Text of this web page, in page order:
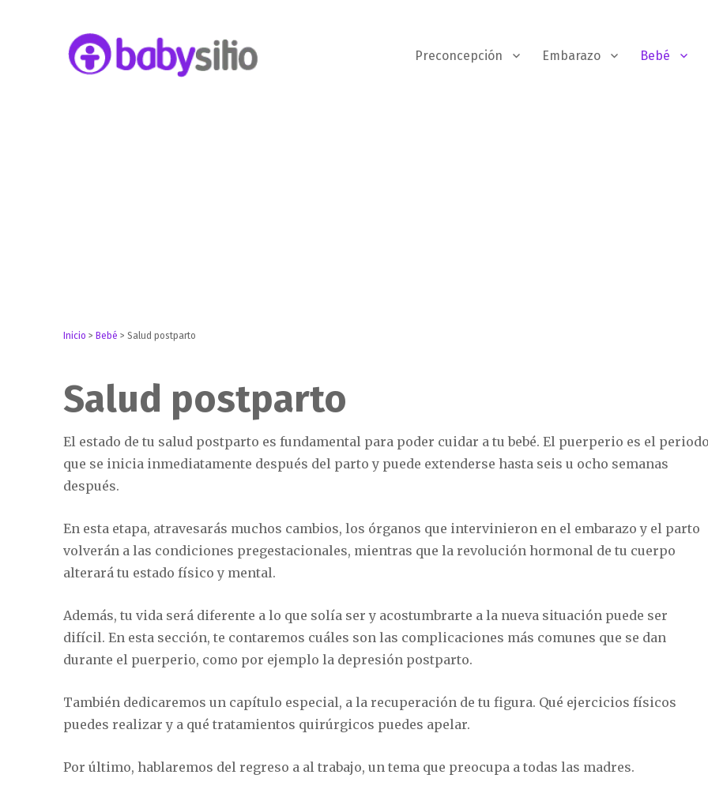
Preconcepción Embarazo Bebé
Inicio > Bebé >Salud postparto
Salud postparto
El estado de tu salud postparto es fundamental para poder cuidar a tu bebé. El puerperio es el periodo
que se inicia inmediatamente después del parto y puede extenderse hasta seis u ocho semanas
después.
En esta etapa, atravesarás muchos cambios, los órganos que intervinieron en el embarazo y el parto
volverán a las condiciones pregestacionales, mientras que la revolución hormonal de tu cuerpo
alterará tu estado físico y mental.
Además, tu vida será diferente a lo que solía ser y acostumbrarte a la nueva situación puede ser
difícil. En esta sección, te contaremos cuáles son las complicaciones más comunes que se dan
durante el puerperio, como por ejemplo la depresión postparto.
También dedicaremos un capítulo especial, a la recuperación de tu figura. Qué ejercicios físicos
puedes realizar y a qué tratamientos quirúrgicos puedes apelar.
Por último, hablaremos del regreso a al trabajo, un tema que preocupa a todas las madres.